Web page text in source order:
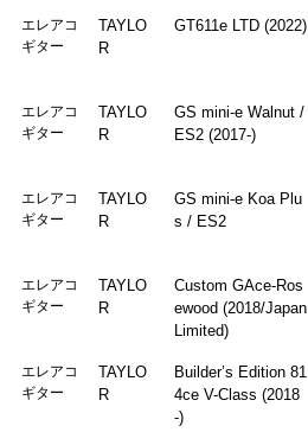
エレアコ
ギター
TAYLO
R
GT611e LTD (2022)
エレアコ
ギター
TAYLO
R
GS mini-e Walnut /
ES2 (2017-)
エレアコ
ギター
TAYLO
R
GS mini-e Koa Plu
s / ES2
エレアコ
ギター
TAYLO
R
Custom GAce-Ros
ewood (2018/Japan
Limited)
エレアコ
ギター
TAYLO
R
Builder’s Edition 81
4ce V-Class (2018
-)